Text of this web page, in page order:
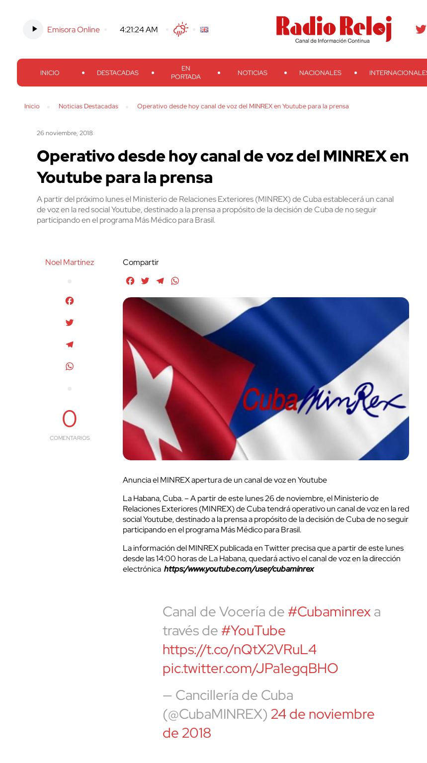
Emisora Online -4:21:25 AM TwitterFacebook
Threads
Instagram TelegramTeveo Ivoox RSS Search
INICIO DESTACADAS
EN
PORTADA
NOTICIAS NACIONALES
Inicio Noticias Destacadas Operativo desde hoy canal de voz del MINREX en Youtube para la prensa
26 noviembre, 2018
Operativo desde hoy canal de voz del MINREX en
Youtube para la prensa
A partir del próximo lunes el Ministerio de Relaciones Exteriores (MINREX) de Cuba establecerá un canal
de voz en la red social Youtube, destinado a la prensa a propósito de la decisión de Cuba de no seguir
participando en el programa Más Médico para Brasil.
Noel Martínez
0
COMENTARIOS
Compartir
FacebookTwitterTelegram
Anuncia el MINREX apertura de un canal de voz en Youtube
La Habana, Cuba. – A partir de este lunes 26 de noviembre, el Ministerio de
Relaciones Exteriores (MINREX) de Cuba tendrá operativo un canal de voz en la red
social Youtube, destinado a la prensa a propósito de la decisión de Cuba de no seguir
participando en el programa Más Médico para Brasil.
La información del MINREX publicada en Twitter precisa que a partir de este lunes
desde las 14:00 horas de La Habana, quedará activo el canal de voz en la dirección
electrónicahttps:/www.youtube.com/user/cubaminrex
Canal de Vocería de#Cubaminrexa
través de#YouTube
https://t.co/nQtX2VRuL4
pic.twitter.com/JPa1egqBHO
— Cancillería de Cuba
(@CubaMINREX) 24 de noviembre
de 2018